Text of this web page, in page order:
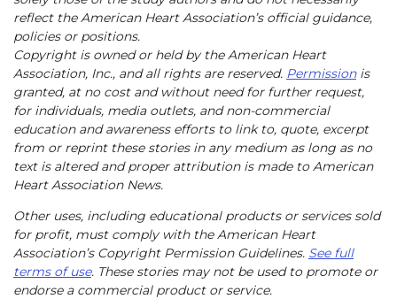
reflect the American Heart Association’s official guidance,
policies or positions.
Copyright is owned or held by the American Heart
Association, Inc., and all rights are reserved. Permissionis
granted, at no cost and without need for further request,
for individuals, media outlets, and non-commercial
education and awareness efforts to link to, quote, excerpt
from or reprint these stories in any medium as long as no
text is altered and proper attribution is made to American
Heart Association News.
Other uses, including educational products or services sold
for profit, must comply with the American Heart
Association’s Copyright Permission Guidelines. See full
terms of use. These stories may not be used to promote or
endorse a commercial product or service.